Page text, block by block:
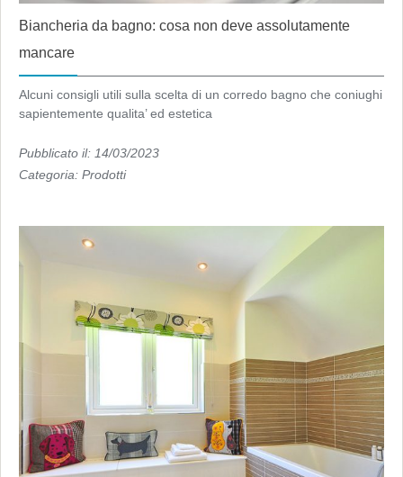
Biancheria da bagno: cosa non deve assolutamente
mancare
Alcuni consigli utili sulla scelta di un corredo bagno che coniughi
sapientemente qualita’ ed estetica
Pubblicato il: 14/03/2023
Categoria: Prodotti